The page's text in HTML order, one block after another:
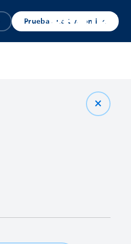
Prueba auditiva online